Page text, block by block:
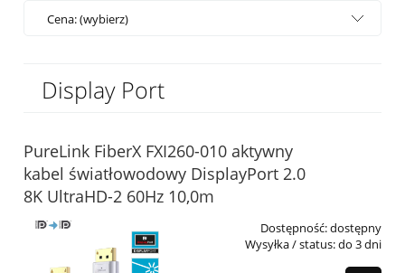
Cena: (wybierz)
Display Port
PureLink FiberX FXI260-010 aktywny
kabel światłowodowy DisplayPort 2.0
8K UltraHD-2 60Hz 10,0m
Dostępność:dostępny
Wysyłka / status:do 3 dni